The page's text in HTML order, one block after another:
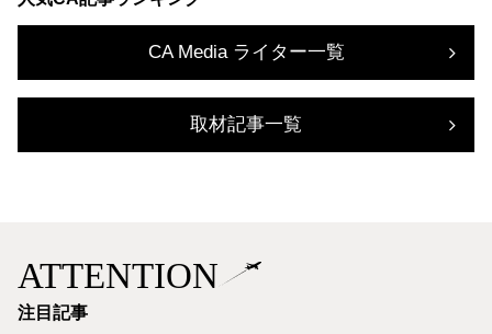
CA Media ライター一覧
取材記事一覧
ATTENTION
注目記事